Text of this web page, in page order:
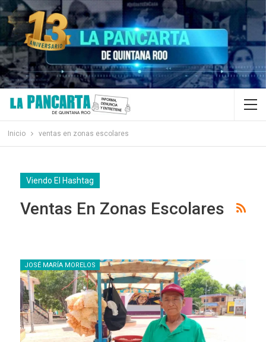
Inicio ventas en zonas escolares
Viendo El Hashtag
Ventas En Zonas Escolares
JOSÉ MARÍA MORELOS